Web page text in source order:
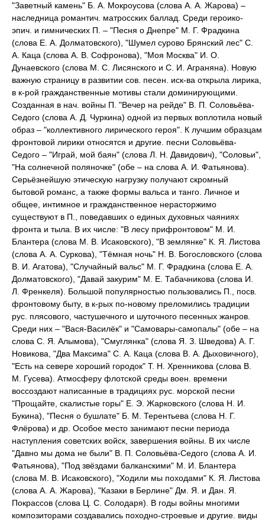
"Заветный камень" Б. А. Мокроусова (слова А. А. Жарова) –
наследница романтич. матросских баллад. Среди героико-
эпич. и гимнических П. – "Песня о Днепре" М. Г. Фрадкина
(слова Е. А. Долматовского), "Шумел сурово Брянский лес" С.
А. Каца (слова А. В. Софронова), "Моя Москва" И. О.
Дунаевского (слова М. С. Лисянского и С. И. Аграняна). Новую
важную страницу в развитии сов. песен. иск-ва открыла лирика,
в к-рой гражданственные мотивы стали доминирующими.
Созданная в нач. войны П. "Вечер на рейде" В. П. Соловьёва-
Седого (слова А. Д. Чуркина) одной из первых воплотила новый
образ – "коллективного лирического героя". К лучшим образцам
фронтовой лирики относятся и другие. песни Соловьёва-
Седого – "Играй, мой баян" (слова Л. Н. Давидович), "Соловьи",
"На солнечной поляночке" (обе – на слова А. И. Фатьянова).
Серьёзнейшую этическую нагрузку получают скромный
бытовой романс, а также формы вальса и танго. Личное и
общее, интимное и гражданственное нерасторжимо
существуют в П., поведавших о единых духовных чаяниях
фронта и тыла. В их числе: "В лесу прифронтовом" М. И.
Блантера (слова М. В. Исаковского), "В землянке" К. Я. Листова
(слова А. А. Суркова), "Тёмная ночь" Н. В. Богословского (слова
В. И. Агатова), "Случайный вальс" М. Г. Фрадкина (слова Е. А.
Долматовского), "Давай закурим" M. E. Табачникова (слова И.
Л. Френкеля). Большой популярностью пользовались П., посв.
фронтовому быту, в к-рых по-новому преломились традиции
рус. плясового, частушечного и шуточного песенных жанров.
Среди них – "Вася-Василёк" и "Самовары-самопалы" (обе – на
слова С. Я. Алымова), "Смуглянка" (слова Я. З. Шведова) А. Г.
Новикова, "Два Максима" С. А. Каца (слова В. А. Дыховичного),
"Есть на севере хороший городок" Т. Н. Хренникова (слова В.
М. Гусева). Атмосферу флотской среды воен. времени
воссоздают написанные в традициях рус. морской песни
"Прощайте, скалистые горы" Е. Э. Жарковского (слова Н. И.
Букина), "Песня о бушлате" Б. М. Терентьева (слова Н. Г.
Флёрова) и др. Особое место занимают песни периода
наступления советских войск, завершения войны. В их числе
"Давно мы дома не были" В. П. Соловьёва-Седого (слова А. И.
Фатьянова), "Под звёздами балканскими" М. И. Блантера
(слова М. В. Исаковского), "Ходили мы походами" К. Я. Листова
(слова A. А. Жарова), "Казаки в Берлине" Дм. Я. и Дан. Я.
Покрассов (слова Ц. С. Солодаря). В годы войны многими
композиторами создавались походно-строевые и другие. виды